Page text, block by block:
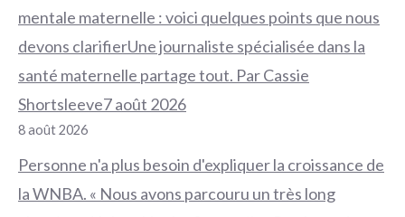
mentale maternelle : voici quelques points que nous
devons clarifierUne journaliste spécialisée dans la
santé maternelle partage tout. Par Cassie
Shortsleeve7 août 2026
8 août 2026
Personne n'a plus besoin d'expliquer la croissance de
la WNBA. « Nous avons parcouru un très long